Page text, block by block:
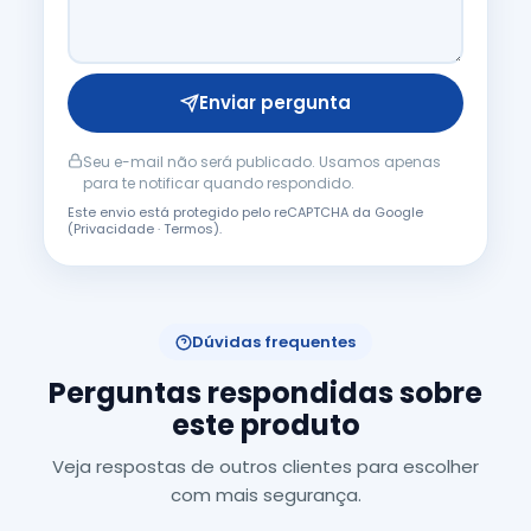
Enviar pergunta
Seu e-mail não será publicado. Usamos apenas
para te notificar quando respondido.
Este envio está protegido pelo reCAPTCHA da Google
(Privacidade·Termos).
Dúvidas frequentes
Perguntas respondidas sobre
este produto
Veja respostas de outros clientes para escolher
com mais segurança.